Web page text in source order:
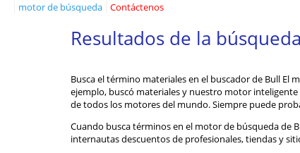
motor de búsqueda Contáctenos
Resultados de la
Busca el término materiales en el buscador de Bull El
ejemplo, buscó materiales y nuestro motor
de todos los motores del mundo. Siempre puede
Cuando busca términos en el motor de búsqueda de
internautas descuentos de profesionales, tiendas y